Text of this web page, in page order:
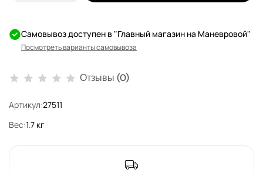
Самовывоз доступен в "Главный магазин на Маневровой"
Посмотреть варианты самовывоза
Отзывы (0)
Артикул:27511
Вес:1.7 кг